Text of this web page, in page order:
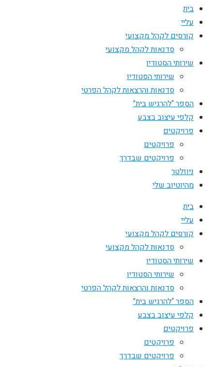
בית
עליי
קורסים לקהל מקצועי
סדנאות לקהל מקצועי
שירותי הסטודיו
שירותי הסטודיו
סדנאות והרצאות לקהל הפרטי
הספר “להרגיש בית”
קלפי עיצוב בצבע
פרויקטים
פרויקטים
פרויקטים שבדרך
ניוזלטר
מהיוטיוב שלי
בית
עליי
קורסים לקהל מקצועי
סדנאות לקהל מקצועי
שירותי הסטודיו
שירותי הסטודיו
סדנאות והרצאות לקהל הפרטי
הספר “להרגיש בית”
קלפי עיצוב בצבע
פרויקטים
פרויקטים
פרויקטים שבדרך